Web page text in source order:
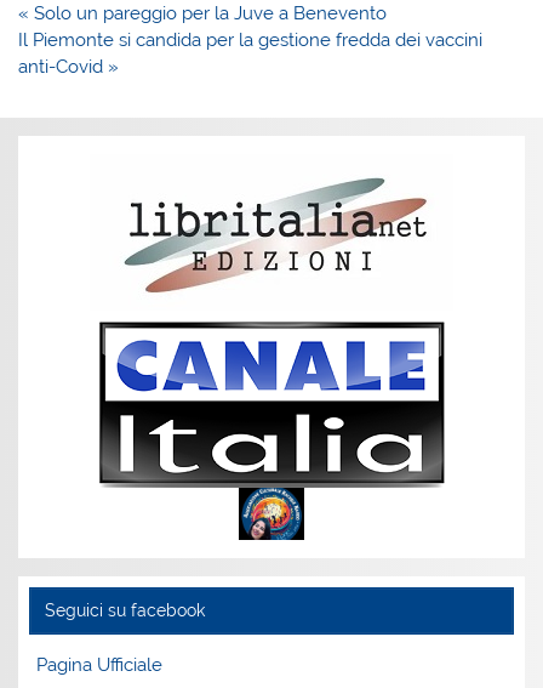
Navigazione
articoli
« Solo un pareggio per la Juve a Benevento
Il Piemonte si candida per la gestione fredda dei vaccini
anti-Covid »
Seguici su facebook
Pagina Ufficiale